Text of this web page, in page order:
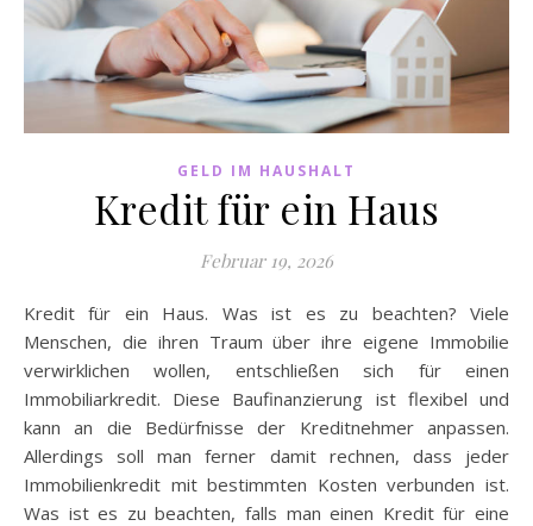
GELD IM HAUSHALT
Kredit für ein Haus
Februar 19, 2026
Kredit für ein Haus. Was ist es zu beachten? Viele
Menschen, die ihren Traum über ihre eigene Immobilie
verwirklichen wollen, entschließen sich für einen
Immobiliarkredit. Diese Baufinanzierung ist flexibel und
kann an die Bedürfnisse der Kreditnehmer anpassen.
Allerdings soll man ferner damit rechnen, dass jeder
Immobilienkredit mit bestimmten Kosten verbunden ist.
Was ist es zu beachten, falls man einen Kredit für eine